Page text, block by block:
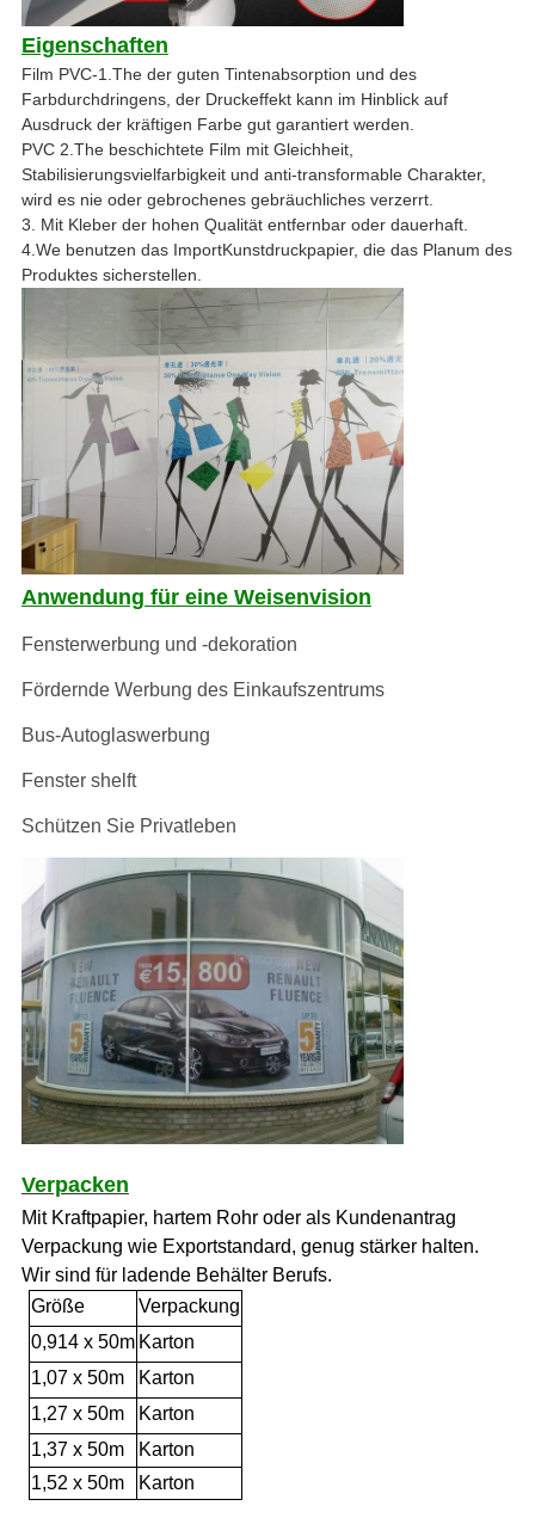
Eigenschaften
Film PVC-1.Theder guten Tintenabsorption und des
Farbdurchdringens, der Druckeffekt kann im Hinblick auf
Ausdruck der kräftigen Farbe gut garantiert werden.
PVC 2.The beschichtete Film mit Gleichheit,
Stabilisierungsvielfarbigkeit und anti-transformable Charakter,
wird es nie oder gebrochenes gebräuchliches verzerrt.
3. Mit Kleber der hohen Qualität entfernbar oder dauerhaft.
4.We benutzen das ImportKunstdruckpapier, die das Planum des
Produktes sicherstellen.
Anwendung für eine Weisenvision
Fensterwerbung und -dekoration
Fördernde Werbung des Einkaufszentrums
Bus-Autoglaswerbung
Fenster shelft
Schützen Sie Privatleben
Verpacken
Mit Kraftpapier, hartem Rohr oder als Kundenantrag
Verpackung wieExportstandard, genug stärker halten.
Wir sind für ladende Behälter Berufs.
Größe
Verpackung
0,914 x 50m Karton
1,07 x 50m
Karton
1,27 x 50m
Karton
1,37 x 50m
Karton
1,52 x 50m
Karton